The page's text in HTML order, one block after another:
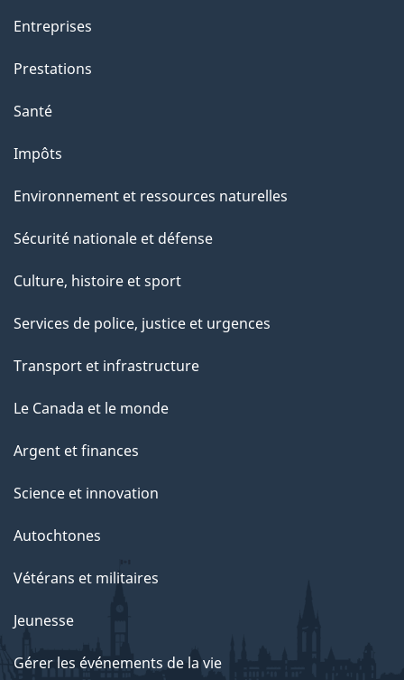
Entreprises
Prestations
Santé
Impôts
Environnement et ressources naturelles
Sécurité nationale et défense
Culture, histoire et sport
Services de police, justice et urgences
Transport et infrastructure
Le Canada et le monde
Argent et finances
Science et innovation
Autochtones
Vétérans et militaires
Jeunesse
Gérer les événements de la vie